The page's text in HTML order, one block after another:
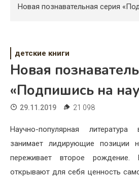
Свадьба
Жизнь
Хобби
Красота
Недвижимость
Новая познавательная серия
детские книги
Новая
«Подпишись на
29.11.2019 21 098
Научно-популярная
занимает лидирующие позиции
переживает второе
открывают для себя ценность